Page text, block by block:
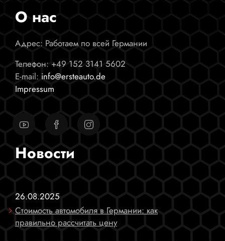
О нас
Адрес: Работаем по всей Германии
Телефон:+49 152 3141 5602
E-mail: info@ersteauto.de
Impressum
Новости
26.08.2025
Стоимость автомобиля в Германии: как
правильно рассчитать цену